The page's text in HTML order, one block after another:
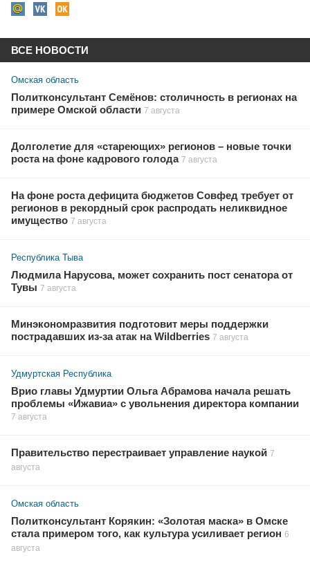
ВСЕ НОВОСТИ
Омская область
Политконсультант Семёнов: столичность в регионах на
примере Омской области 7 августа
Долголетие для «стареющих» регионов – новые точки
роста на фоне кадрового голода 7 августа
На фоне роста дефицита бюджетов Совфед требует от
регионов в рекордный срок распродать неликвидное
имущество 7 августа
Республика Тыва
Людмила Нарусова, может сохранить пост сенатора от
Тувы 7 августа
Минэкономразвития подготовит меры поддержки
пострадавших из-за атак на Wildberries 7 августа
Удмуртская Республика
Врио главы Удмуртии Ольга Абрамова начала решать
проблемы «Ижавиа» с увольнения директора компании
7 августа
Правительство перестраивает управление наукой 7
августа
Омская область
Политконсультант Корякин: «Золотая маска» в Омске
стала примером того, как культура усиливает регион 6
августа